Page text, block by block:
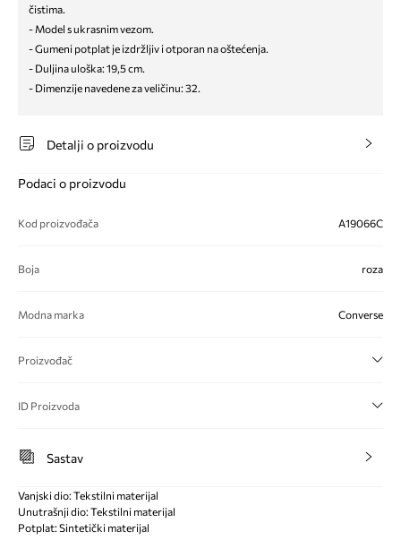
čistima.
- Model s ukrasnim vezom.
- Gumeni potplat je izdržljiv i otporan na oštećenja.
- Duljina uloška: 19,5 cm.
- Dimenzije navedene za veličinu: 32.
Detalji o proizvodu
Podaci o proizvodu
Kod proizvođača A19066C
Boja roza
Modna marka Converse
Proizvođač
ID Proizvoda
Sastav
Vanjski dio: Tekstilni materijal
Unutrašnji dio: Tekstilni materijal
Potplat: Sintetički materijal